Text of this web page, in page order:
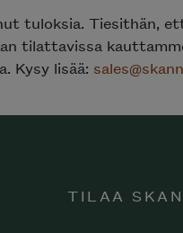
tuloksia. Tiesithän,
tilattavissa
Kysy lisää:
TILAA